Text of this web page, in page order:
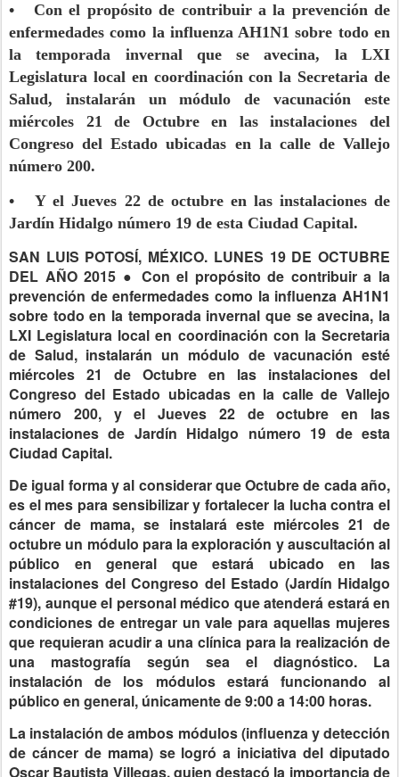
• Con el propósito de contribuir a la prevención de
enfermedades como la influenza AH1N1 sobre todo en
la temporada invernal que se avecina, la LXI
Legislatura local en coordinación con la Secretaria de
Salud, instalarán un módulo de vacunación este
miércoles 21 de Octubre en las instalaciones del
Congreso del Estado ubicadas en la calle de Vallejo
número 200.
• Y el Jueves 22 de octubre en las instalaciones de
Jardín Hidalgo número 19 de esta Ciudad Capital.
SAN LUIS POTOSÍ, MÉXICO. LUNES 19 DE OCTUBRE
DEL AÑO 2015 ● Con el propósito de contribuir a la
prevención de enfermedades como la influenza AH1N1
sobre todo en la temporada invernal que se avecina, la
LXI Legislatura local en coordinación con la Secretaria
de Salud, instalarán un módulo de vacunación esté
miércoles 21 de Octubre en las instalaciones del
Congreso del Estado ubicadas en la calle de Vallejo
número 200, y el Jueves 22 de octubre en las
instalaciones de Jardín Hidalgo número 19 de esta
Ciudad Capital.
De igual forma y al considerar que Octubre de cada año,
es el mes para sensibilizar y fortalecer la lucha contra el
cáncer de mama, se instalará este miércoles 21 de
octubre un módulo para la exploración y auscultación al
público en general que estará ubicado en las
instalaciones del Congreso del Estado (Jardín Hidalgo
#19), aunque el personal médico que atenderá estará en
condiciones de entregar un vale para aquellas mujeres
que requieran acudir a una clínica para la realización de
una mastografía según sea el diagnóstico. La
instalación de los módulos estará funcionando al
público en general, únicamente de 9:00 a 14:00 horas.
La instalación de ambos módulos (influenza y detección
de cáncer de mama) se logró a iniciativa del diputado
Oscar Bautista Villegas, quien destacó la importancia de